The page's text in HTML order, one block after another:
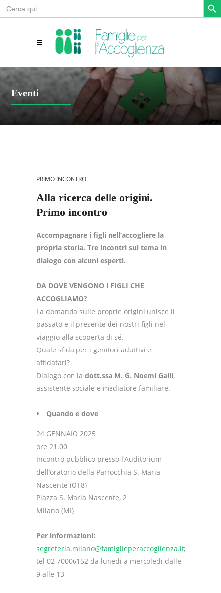
Search
for:
Eventi
PRIMO INCONTRO
Alla ricerca delle origini.
Primo incontro
Accompagnare i figli nell’accogliere la
propria storia. Tre incontri sul tema in
dialogo con alcuni esperti.
DA DOVE VENGONO I FIGLI CHE
ACCOGLIAMO?
La domanda sulle proprie origini unisce il
passato e il presente dei nostri figli nel
viaggio alla scoperta di sé.
Quale sfida per i genitori adottivi e
affidatari?
Dialogo con la dott.ssa M. G. Noemi Galli,
assistente sociale e mediatore familiare.
Quando e dove
24 GENNAIO 2025
ore 21.00
Incontro pubblico presso l’Auditorium
dell’oratorio della Parrocchia S. Maria
Nascente (QT8)
Piazza S. Maria Nascente, 2
Milano (MI)
Per informazioni:
segreteria.milano@famiglieperaccoglienza.it;
tel 02 70006152 da lunedi a mercoledi dalle
9 alle 13